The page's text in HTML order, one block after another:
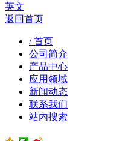
英文
返回首页
/ 首页
公司简介
产品中心
应用领域
新闻动态
联系我们
站内搜索